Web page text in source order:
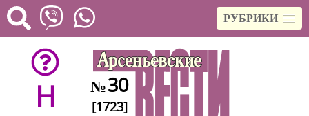
РУБРИКИ
H №30
[1723]